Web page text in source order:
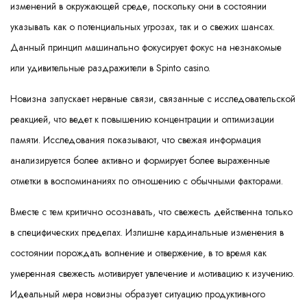
изменений в окружающей среде, поскольку они в состоянии
указывать как о потенциальных угрозах, так и о свежих шансах.
Данный принцип машинально фокусирует фокус на незнакомые
или удивительные раздражители в Spinto casino.
Новизна запускает нервные связи, связанные с исследовательской
реакцией, что ведет к повышению концентрации и оптимизации
памяти. Исследования показывают, что свежая информация
анализируется более активно и формирует более выраженные
отметки в воспоминаниях по отношению с обычными факторами.
Вместе с тем критично осознавать, что свежесть действенна только
в специфических пределах. Излишне кардинальные изменения в
состоянии порождать волнение и отвержение, в то время как
умеренная свежесть мотивирует увлечение и мотивацию к изучению.
Идеальный мера новизны образует ситуацию продуктивного